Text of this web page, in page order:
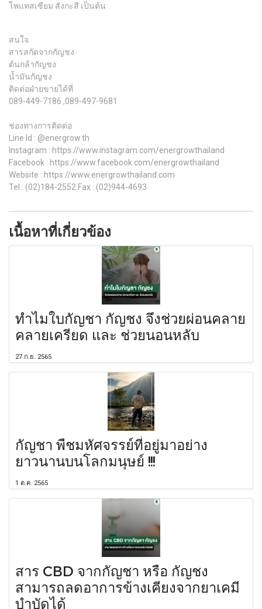
โพแทสเซียม สังกะสี เป็นต้น
สนใจ
สารสกัดจากกัญชง
ต้นกล้ากัญชง
น้ำมันกัญชง
ติดต่อฝ่ายขายได้ที่
089-449-7186 ,089-497-9681
ช่องทางการติดต่อ
Line Id : @energrow.th
Instagram : https://www.instagram.com/energrowthailand
Facebook : https://www.facebook.com/energrowthailand
Website : https://www.energrowthailand.com
Tel : (02)184-2552 Fax : (02)944-4693
เนื้อหาที่เกี่ยวข้อง
ทำไมใบกัญชา กัญชง จึงช่วยผ่อนคลาย
คลายเครียด และ ช่วยนอนหลับ
27 ก.ย. 2565
กัญชา พืชมหัศจรรย์ที่อยู่มาอย่าง
ยาวนานบนโลกมนุษย์ !!!
1 ต.ค. 2565
สาร CBD จากกัญชา หรือ กัญชง
สามารถลดอาการข้างเคียงจากยาเคมี
บำบัดได้